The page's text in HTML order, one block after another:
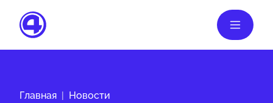
Главная Новости